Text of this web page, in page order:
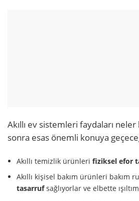
Akıllı ev sistemleri faydaları neler
sonra esas önemli konuya
Akıllı temizlik ürünlerifiziksel efor
Akıllı kişisel bakım ürünleri bakım
tasarrufsağlıyorlar ve elbette